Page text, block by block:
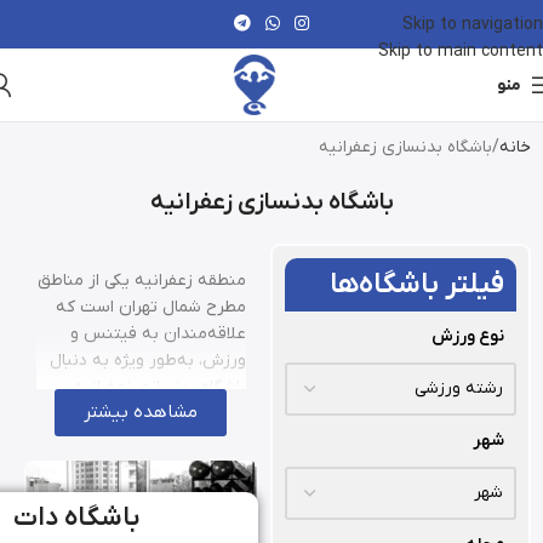
Skip to navigation
Skip to main content
منو
خانه باشگاه بدنسازی زعفرانیه
باشگاه بدنسازی زعفرانیه
فیلتر باشگاه‌ها
نوع ورزش
شهر
منطقه زعفرانیه یکی از مناطق
مطرح شمال تهران است که
علاقه‌مندان به فیتنس و
ورزش، به‌طور ویژه به دنبال
باشگاه بدنسازی زعفرانیه
هستند. این منطقه با
دسترسی آسان و امکانات
پیشرفته، محیطی ایده‌آل برای
تمرینات حرفه‌ای و گروهی
فراهم کرده است. ورزشکاران
مشاهده بیشتر
باشگاه دات